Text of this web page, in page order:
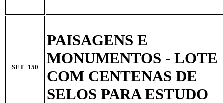
SET_150
PAISAGENS E
MONUMENTOS - LOTE
COM CENTENAS DE
SELOS PARA ESTUDO